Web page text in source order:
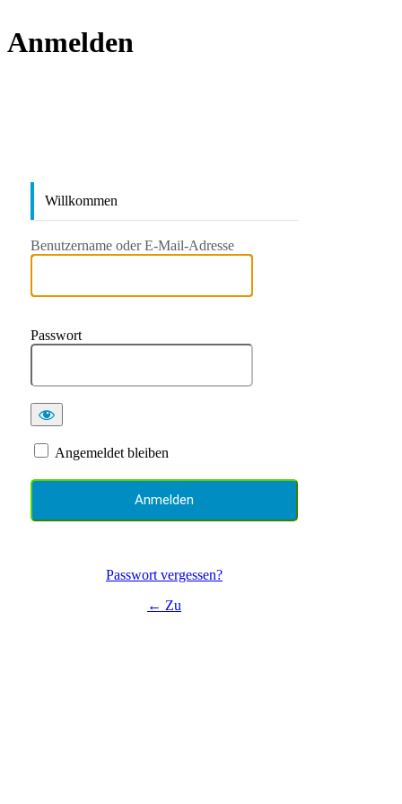
Anmelden
Willkommen
Benutzername oder E-Mail-Adresse
Passwort
Angemeldet bleiben
Passwort vergessen?
← Zu